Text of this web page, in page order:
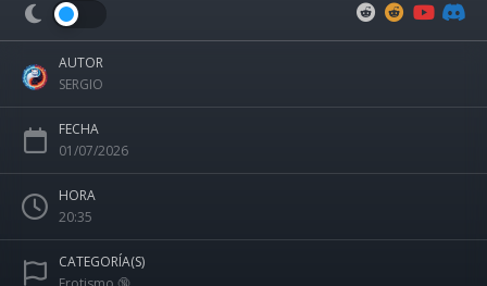
AUTOR
SERGIO
FECHA
01/07/2026
HORA
20:35
CATEGORÍA(S)